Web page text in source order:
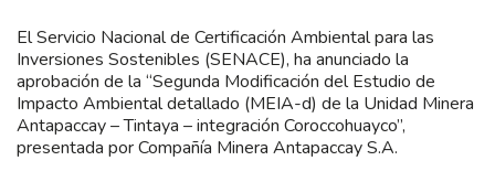
El Servicio Nacional de Certificación Ambiental para las
Inversiones Sostenibles (SENACE), ha anunciado la
aprobación de la “Segunda Modificación del Estudio de
Impacto Ambiental detallado (MEIA-d) de la Unidad Minera
Antapaccay – Tintaya – integración Coroccohuayco”,
presentada por Compañía Minera Antapaccay S.A.